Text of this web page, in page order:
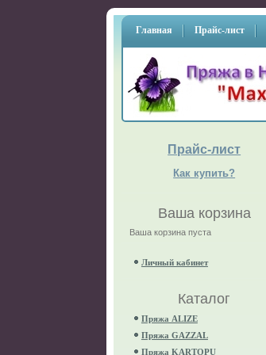
Главная Прайс-лист
Прайс-лист
Как купить?
Ваша корзина
Ваша корзина пуста
Личный кабинет
Каталог
Пряжа ALIZE
Пряжа GAZZAL
Пряжа KARTOPU